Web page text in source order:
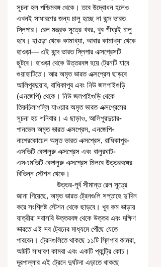
সূচনা হল পশ্চিমবঙ্গ থেকে। তবে উদ্বোধন হলেও
এখনই সাধারণের জন্য চালু হচ্ছে না বন্দে ভারত
স্লিপার। রেল মন্ত্রক সূত্রে খবর, খুব শীঘ্রই চালু
হবে। হাওড়া থেকে কামাখ্যা, আবার কামাখ্যা থেকে
হাওড়া— এই বন্দে ভারত স্লিপার এক্সপ্রেসটি
ছুটবে। হাওড়া থেকে উত্তরবঙ্গ হয়ে ট্রেনটি যাবে
গুয়াহাটিতে। আর অমৃত ভারত এক্সপ্রেস ছাড়বে
আলিপুরদুয়ার, রাধিকাপুর এবং নিউ জলপাইগুড়ি
(এনজেপি) থেকে। নিউ জলপাইগুড়ি থেকে
তিরুচিলাপল্লি যাওয়ার অমৃত ভারত এক্সপ্রেসের
সূচনা হয় শনিবার। এ ছাড়াও, আলিপুরদুয়ার-
পানভেল অমৃত ভারত এক্সপ্রেস, এনজেপি-
নাগেরকোয়েল অমৃত ভারত এক্সপ্রেস, রাধিকাপুর-
এসভিটি বেঙ্গালুরু এক্সপ্রেস এবং বালুরঘাট-
এসএমভিটি বেঙ্গালুরু এক্সপ্রেস মিলবে উত্তরবঙ্গের
বিভিন্ন স্টেশন থেকে।
জানা গিয়েছে, অমৃত ভারত ট্রেনগুলি সপ্তাহে দু’দিন
করে সংশ্লিষ্ট স্টেশন থেকে ছাড়বে। খুব কম ভাড়ায়
যাত্রীরা সরাসরি উত্তরবঙ্গ থেকে উত্তর এবং দক্ষিণ
ভারতে এই সব ট্রেনের মাধ্যমে পৌঁছে যেতে
পারবেন। ট্রেনগুলিতে থাকছে ১১টি স্লিপার কামরা,
আটটি সাধারণ কামরা এবং একটি প্যান্ট্রি কোচ।
দূরপাল্লার এই ট্রেনে দুর্ঘটনা এড়াতে থাকছে